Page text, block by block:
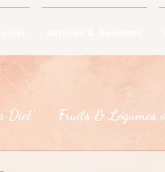
Diet' Fruits & Légumes
Les croyances